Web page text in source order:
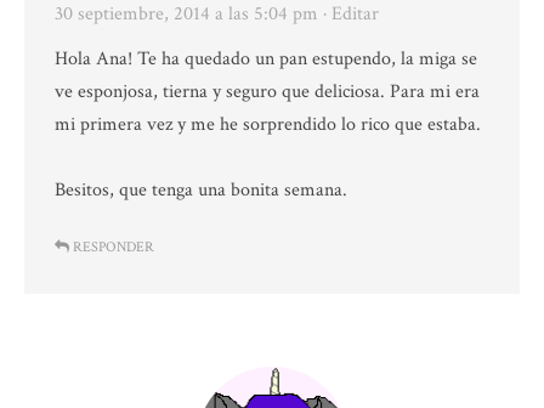
30 septiembre, 2014 a las 5:04 pm · Editar
Hola Ana! Te ha quedado un pan estupendo, la miga se
ve esponjosa, tierna y seguro que deliciosa. Para mi era
mi primera vez y me he sorprendido lo rico que estaba.
Besitos, que tenga una bonita semana.
RESPONDER